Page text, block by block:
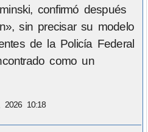
confirmó después
sin precisar su modelo
de la Policía Federal
como un
2026 10:18